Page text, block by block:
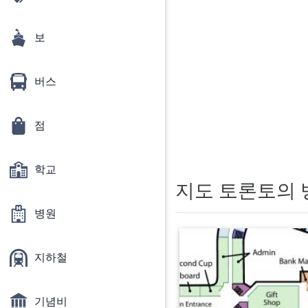
보
버스
점
학교
병원
지하철
기념비
지도 토론토의